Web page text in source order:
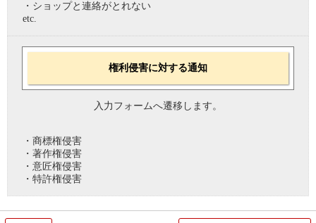
・ショップと連絡がとれない
etc.
権利侵害に対する通知
入力フォームへ遷移します。
・商標権侵害
・著作権侵害
・意匠権侵害
・特許権侵害